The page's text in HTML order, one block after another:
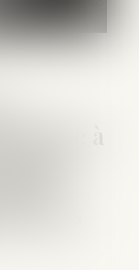
jugée à
plus